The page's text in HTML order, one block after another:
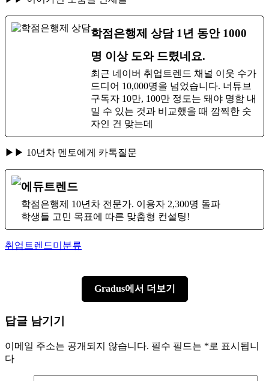
학점은행제 상담 1년 동안 1000
명 이상 도와 드렸네요.
최근 네이버 취업트렌드 채널 이웃 수가
드디어 10,000명을 넘었습니다. 너튜브
구독자 10만, 100만 정도는 돼야 명함 내
밀 수 있는 것과 비교했을 때 깜찍한 숫
자인 건 맞는데
▶▶ 10년차 멘토에게 카톡질문
에듀트렌드
학점은행제 10년차 전문가. 이용자 2,300명 돌파
학생들 고민 목표에 따른 맞춤형 컨설팅!
Author
취업트렌드Categories
미분류
Gradus에서 더보기
답글 남기기
이메일 주소는 공개되지 않습니다. 필수 필드는 *로 표시됩니
다